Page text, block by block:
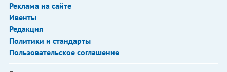
Реклама на сайте
Ивенты
Редакция
Политики и стандарты
Пользовательское соглашение